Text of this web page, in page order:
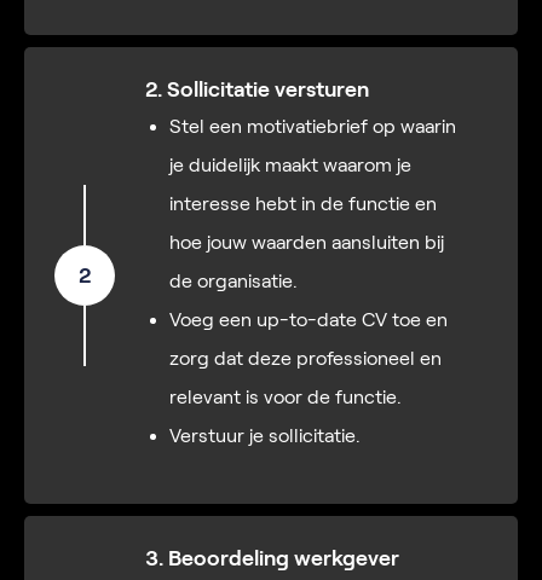
2
2. Sollicitatie versturen
Stel een motivatiebrief op waarin
je duidelijk maakt waarom je
interesse hebt in de functie en
hoe jouw waarden aansluiten bij
de organisatie.
Voeg een up-to-date CV toe en
zorg dat deze professioneel en
relevant is voor de functie.
Verstuur je sollicitatie.
3. Beoordeling werkgever